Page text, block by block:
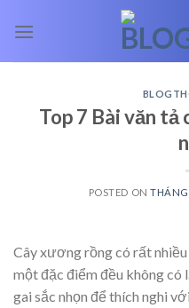
Top 7 Bài văn
POSTED ONTHÁNG
Cây xương rồng có rất
một đặc điểm đều không có
gai sắc nhọn để thích nghi